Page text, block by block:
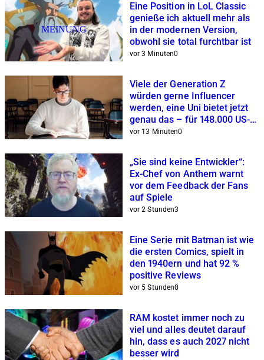
MEINUNG
Eine Position in LoL Classic
genieße ich aktuell mehr als
in der modernen Version,
obwohl sie total furchtbar ist
vor 3 Minuten0
Viele der Generation Z
würden gerne Influencer
werden, eine Uni bietet jetzt
genau das – für 148.000 US-
Dollar
vor 13 Minuten0
„Sie sind keine Entwickler“:
Ex-Chef von Anthem warnt
vor dem Feedback der Fans
auf Spiele
vor 2 Stunden3
Eine Serie mit Batman ist wie
die ersten Comics, spielt in
den 1940ern und hat 92 %
positive Reviews
vor 5 Stunden0
RAM kostet immer noch zu
viel und alles deutet darauf
hin, dass es auch 2027 nicht
besser wird